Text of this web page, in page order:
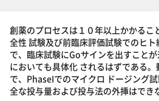
創薬のプロセスは１０年以上かかる
全性 試験及び前臨床評価試験でのヒ
で、臨床試験にGoサインを出すこと
においても具体化 されるはずである
で、PhaseIでのマイクロ ドージング
全な投与量および投与法の外挿はでき